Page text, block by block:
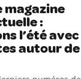
magazine
:
l’été avec
autour de